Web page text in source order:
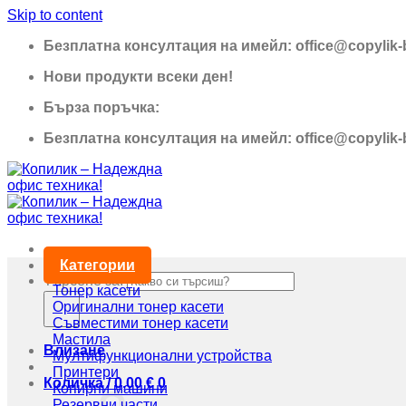
Skip to content
Безплатна консултация на имейл:
Нови продукти всеки ден!
Бърза поръчка:
Безплатна консултация на имейл:
Търсене за:
Влизане
Количка /0,00€ 0
Категории
Тонер касети
Оригинални тонер касети
Съвместими тонер касети
Мастила
Мултифункционални устройства
Принтери
Копирни машини